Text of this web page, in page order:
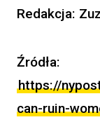
Redakcja:
Źródła:
https://
can-ruin-